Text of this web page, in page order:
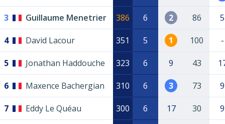
3 Guillaume Menetrier 386 6 2 86 5
4 David Lacour 351 5 1 100 -
5 Jonathan Haddouche 323 6 9 43
6 Maxence Bachergian 310 6 3 73 9
7 Eddy Le Quéau 300 6 17 30 9